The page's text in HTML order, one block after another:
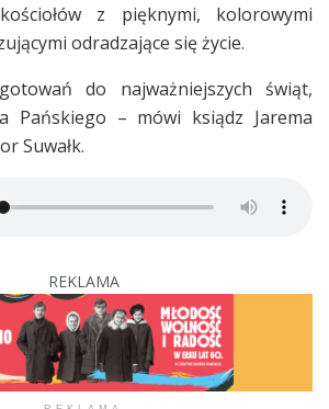
z pięknymi, kolorowymi
odradzające się życie.
do najważniejszych świąt,
Pańskiego – mówi ksiądz Jarema
Suwałk.
REKLAMA